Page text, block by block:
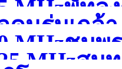
รุงเทพมหา
MHzพัทลุง
นร่มเกล้า
มหานคร(
MHzชุมพ
MHzสมุ